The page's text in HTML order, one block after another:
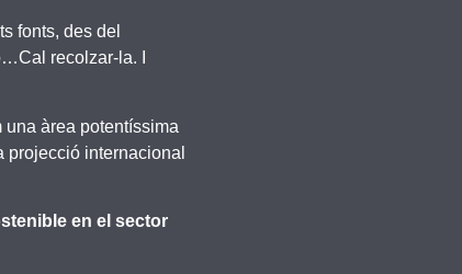
fonts, des del
recolzar-la. I
una àrea potentíssima
internacional
en el sector